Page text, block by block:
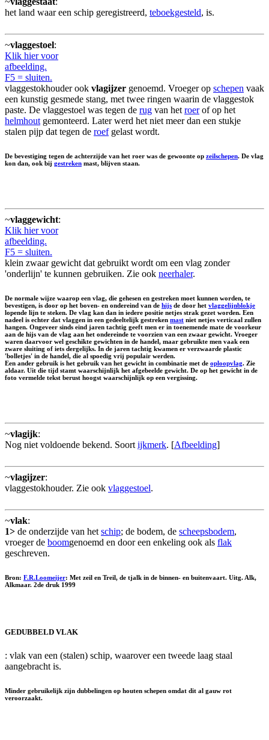
het land waar een schip geregistreerd, teboekgesteld, is.
~vlaggestoel:
Klik hier voor
afbeelding.
F5 = sluiten.
vlaggestokhouder ook vlagijzer genoemd. Vroeger op schepen vaak
een kunstig gesmede stang, met twee ringen waarin de vlaggestok
paste. De vlaggestoel was tegen de rug van het roerof op het
helmhout gemonteerd. Later werd het niet meer dan een stukje
stalen pijp dat tegen de roefgelast wordt.
De bevestiging tegen de achterzijde van het roer was de gewoonte op zeilschepen. De vlag
kon dan, ook bij gestreken mast, blijven staan.
~vlaggewicht:
Klik hier voor
afbeelding.
F5 = sluiten.
klein zwaar gewicht dat gebruikt wordt om een vlag zonder
'onderlijn' te kunnen gebruiken. Zie ook neerhaler.
De normale wijze waarop een vlag, die gehesen en gestreken moet kunnen worden, te
bevestigen, is door op het boven- en ondereind van de hijs de door het vlaggelijnblokje
lopende lijn te steken. De vlag kan dan in iedere positie netjes strak gezet worden. Een
nadeel is echter dat vlaggen in een gedeeltelijk gestreken mast niet netjes verticaal zullen
hangen. Ongeveer sinds eind jaren tachtig geeft men er in toenemende mate de voorkeur
aan de hijs van de vlag aan het ondereinde te voorzien van een zwaar gewicht. Vroeger
waren daarvoor wel geschikte gewichten in de handel, maar gebruikte men vaak een
zware sluiting of iets dergelijks. In de jaren tachtig kwamen er verzwaarde plastic
'bolletjes' in de handel, die al spoedig vrij populair werden.
Een ander gebruik is het gebruik van het gewicht in combinatie met de oploopvlag. Zie
aldaar. Uit die tijd stamt waarschijnlijk het afgebeelde gewicht. De op het gewicht in de
foto vermelde tekst berust hoogst waarschijnlijk op een vergissing.
~vlagijk:
Nog niet voldoende bekend. Soort ijkmerk. [Afbeelding]
~vlagijzer:
vlaggestokhouder. Zie ook vlaggestoel.
~vlak:
1> de onderzijde van het schip; de bodem, de scheepsbodem,
vroeger de boomgenoemd en door een enkeling ook als flak
geschreven.
Bron: F.R.Loomeijer: Met zeil en Treil, de tjalk in de binnen- en buitenvaart. Uitg. Alk,
Alkmaar. 2de druk 1999
GEDUBBELD VLAK
: vlak van een (stalen) schip, waarover een tweede laag staal
aangebracht is.
Minder gebruikelijk zijn dubbelingen op houten schepen omdat dit al gauw rot
veroorzaakt.